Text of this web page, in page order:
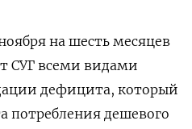
на шесть месяцев
СУГ всеми видами
дефицита, который
потребления дешевого